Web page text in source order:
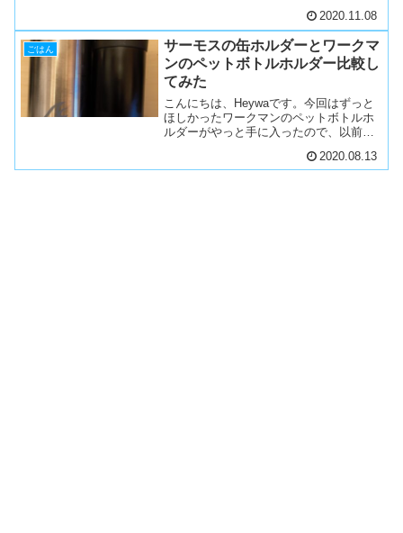
様々で楽しめます。先日マツコの知らな
い世界でカレーパンの回があったそう
で、僕はtogettor...
2020.11.08
ごはん
サーモスの缶ホルダーとワークマ
ンのペットボトルホルダー比較し
てみた
こんにちは、Heywaです。今回はずっと
ほしかったワークマンのペットボトルホ
ルダーがやっと手に入ったので、以前紹
比較してみました。ペットボトルホルダ
2020.08.13